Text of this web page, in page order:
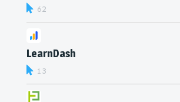
62
LearnDash
13